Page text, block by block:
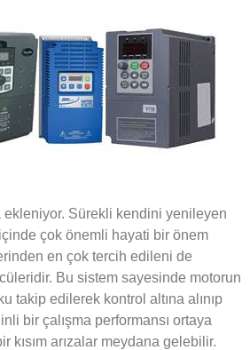
Sürekli kendini yenileyen
çok önemli hayati bir önem
en çok tercih edileni de
Bu sistem sayesinde motorun
takip edilerek kontrol altına alınıp
bir çalışma performansı ortaya
kısım arızalar meydana gelebilir.